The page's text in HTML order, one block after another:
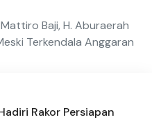
Baji, H. Aburaerah
Terkendala Anggaran
Rakor Persiapan